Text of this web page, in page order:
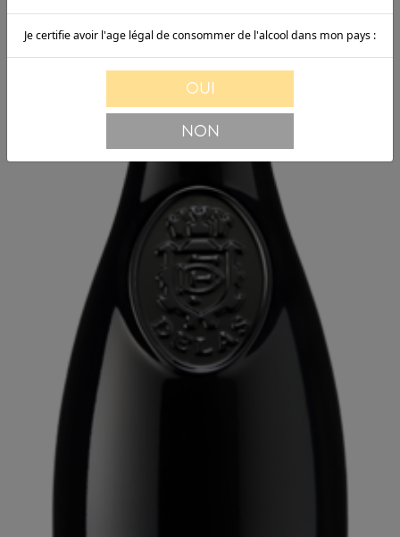
Je certifie avoir l'age légal de consommer de l'alcool dans mon pays :
OUI
NON